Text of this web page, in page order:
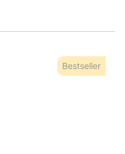
Bestseller